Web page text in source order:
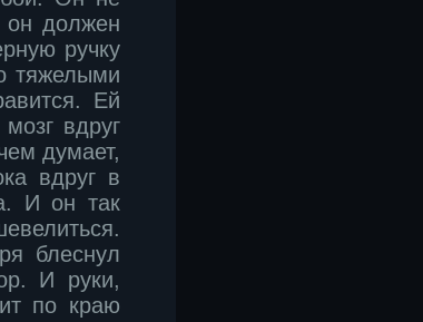
он должен
ручку
тяжелыми
Ей
вдруг
думает,
вдруг в
И он так
блеснул
И руки,
по краю